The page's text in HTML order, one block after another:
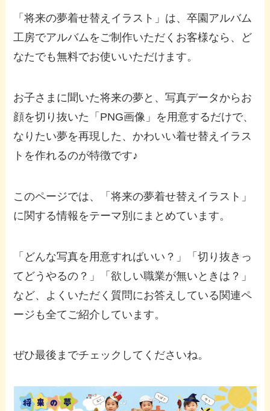
「将来の夢着せ替えイラスト」は、卒園アルバム
工房でアルバムをご制作いただくお客様なら、ど
なたでも無料でお使いいただけます。
お子さまに聞いた将来の夢と、写真データからお
顔を切り抜いた「PNG画像」を用意するだけで、
なりたい夢を再現した、かわいい着せ替えイラス
トを作れるのが特徴です♪
このページでは、「将来の夢着せ替えイラスト」
に関する情報をテーマ別にまとめています。
「どんな写真を用意すればいい？」「切り抜きっ
てどうやるの？」「欲しい職業が無いときは？」
など、よくいただく質問にお答えしている関連ペ
ージも全てご紹介しています。
ぜひ最後までチェックしてくださいね。